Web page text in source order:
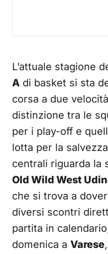
L’attuale stagione
A di basket si sta
corsa a due
distinzione tra le
per i play-off e
lotta per la
centrali riguarda la
Old Wild West
che si trova a
diversi scontri
partita in
domenica a Varese